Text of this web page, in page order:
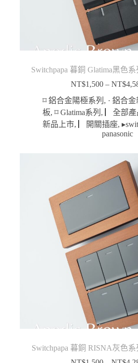
Switchpapa 暮銅 Glatima黑色系
NT$1,500 – NT$
⌑ 鋁合金陽極系列 , · 鋁合
板,⌑ Glatima系列 , ▏全部產
新品上市, ▏開關插座,
panasonic
Switchpapa 暮銅 RISNA灰色系